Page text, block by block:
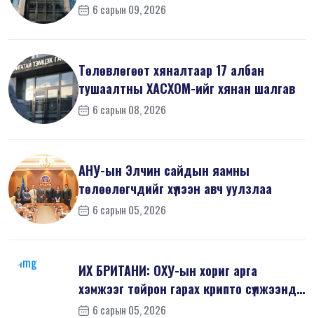
6 сарын 09, 2026
Төлөвлөгөөт хяналтаар 17 албан
тушаалтны ХАСХОМ-ийг хянан шалгав
6 сарын 08, 2026
АНУ-ын Элчин сайдын яамны
төлөөлөгчдийг хүлээн авч уулзлаа
6 сарын 05, 2026
ИХ БРИТАНИ: ОХУ-ын хориг арга
хэмжээг тойрон гарах крипто сүлжээнд
хор...6 сарын 05, 2026